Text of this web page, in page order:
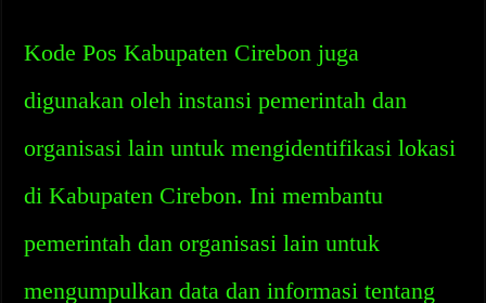
Kode Pos Kabupaten Cirebon juga
digunakan oleh instansi pemerintah dan
organisasi lain untuk mengidentifikasi lokasi
di Kabupaten Cirebon. Ini membantu
pemerintah dan organisasi lain untuk
mengumpulkan data dan informasi tentang